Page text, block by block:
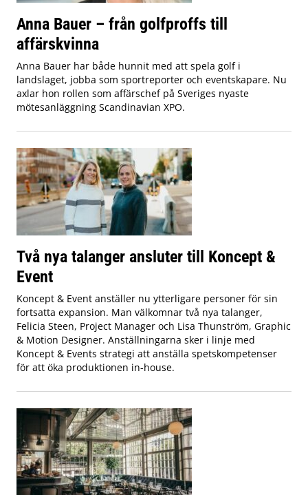
Anna Bauer – från golfproffs till
affärskvinna
Anna Bauer har både hunnit med att spela golf i
landslaget, jobba som sportreporter och eventskapare. Nu
axlar hon rollen som affärschef på Sveriges nyaste
mötesanläggning Scandinavian XPO.
Två nya talanger ansluter till Koncept &
Event
Koncept & Event anställer nu ytterligare personer för sin
fortsatta expansion. Man välkomnar två nya talanger,
Felicia Steen, Project Manager och Lisa Thunström, Graphic
& Motion Designer. Anställningarna sker i linje med
Koncept & Events strategi att anställa spetskompetenser
för att öka produktionen in-house.